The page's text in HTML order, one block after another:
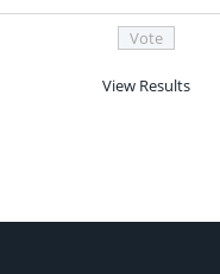
View Results